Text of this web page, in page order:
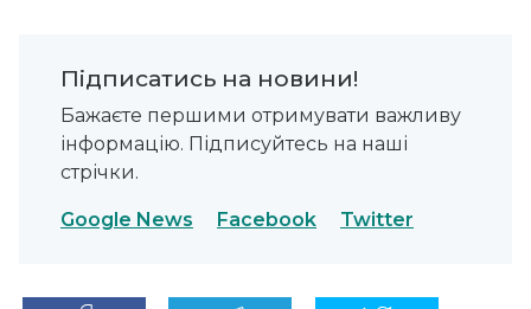
Підписатись на новини!
Бажаєте першими отримувати важливу
інформацію. Підписуйтесь на наші
стрічки.
Google News Facebook Twitter